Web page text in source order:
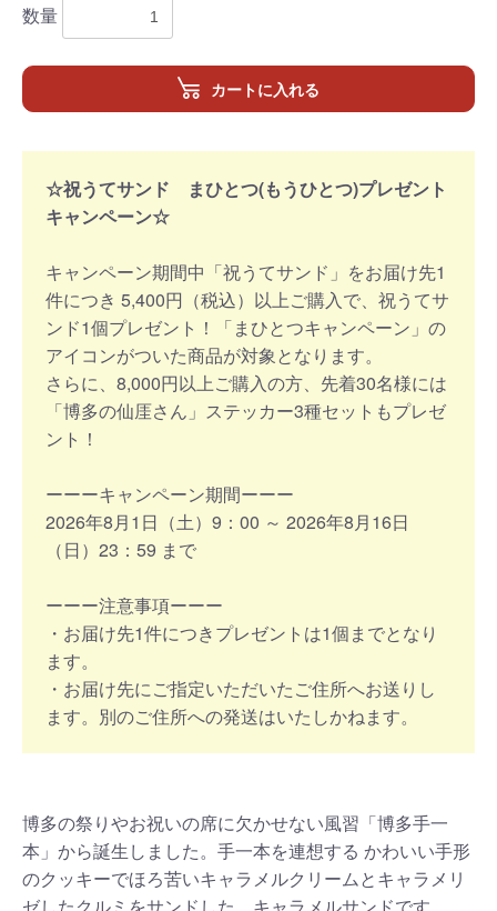
数量
カートに入れる
☆祝うてサンド まひとつ(もうひとつ)プレゼント
キャンペーン☆
キャンペーン期間中「祝うてサンド」をお届け先1
件につき 5,400円（税込）以上ご購入で、祝うてサ
ンド1個プレゼント！「まひとつキャンペーン」の
アイコンがついた商品が対象となります。
さらに、8,000円以上ご購入の方、先着30名様には
「博多の仙厓さん」ステッカー3種セットもプレゼ
ント！
ーーーキャンペーン期間ーーー
2026年8月1日（土）9：00 ～ 2026年8月16日
（日）23：59 まで
ーーー注意事項ーーー
・お届け先1件につきプレゼントは1個までとなり
ます。
・お届け先にご指定いただいたご住所へお送りし
ます。別のご住所への発送はいたしかねます。
博多の祭りやお祝いの席に欠かせない風習「博多手一
本」から誕生しました。手一本を連想する かわいい手形
のクッキーでほろ苦いキャラメルクリームとキャラメリ
ゼしたクルミをサンドした、キャラメルサンドです。